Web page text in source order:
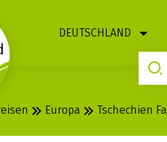
DEUTSCHLAND
Europa Tschechien